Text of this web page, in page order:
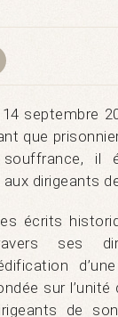
14 septembre
que
souffrance,
dirigeants
écrits
ses
sur l’unité
de